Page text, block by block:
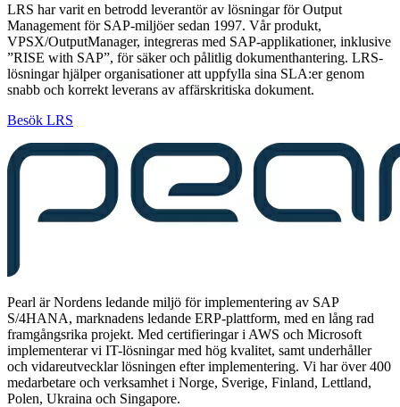
LRS har varit en betrodd leverantör av lösningar för Output
Management för SAP-miljöer sedan 1997. Vår produkt,
VPSX/OutputManager, integreras med SAP-applikationer, inklusive
”RISE with SAP”, för säker och pålitlig dokumenthantering. LRS-
lösningar hjälper organisationer att uppfylla sina SLA:er genom
snabb och korrekt leverans av affärskritiska dokument.
Besök LRS
Pearl är Nordens ledande miljö för implementering av SAP
S/4HANA, marknadens ledande ERP-plattform, med en lång rad
framgångsrika projekt. Med certifieringar i AWS och Microsoft
implementerar vi IT-lösningar med hög kvalitet, samt underhåller
och vidareutvecklar lösningen efter implementering. Vi har över 400
medarbetare och verksamhet i Norge, Sverige, Finland, Lettland,
Polen, Ukraina och Singapore.